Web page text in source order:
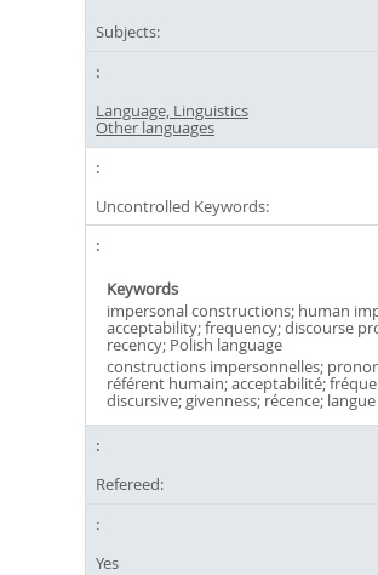
Subjects:
Language, Linguistics
Other languages
Uncontrolled Keywords:
Keywords
impersonal constructions; human
acceptability; frequency; discourse
recency; Polish language
constructions impersonnelles;
référent humain; acceptabilité;
discursive; givenness; récence;
Refereed:
Yes